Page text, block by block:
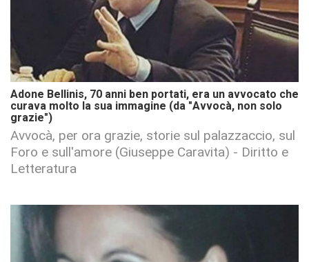
Adone Bellinis, 70 anni ben portati, era un avvocato che
curava molto la sua immagine (da "Avvocà, non solo
grazie")
Avvocà, per ora grazie, storie sul palazzaccio, sul
Foro e sull'amore (Giuseppe Caravita) - Diritto e
Letteratura